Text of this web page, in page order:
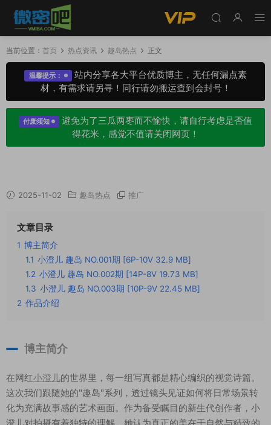
当前位置： 首页 热点资讯 趣岛热点 正文
温馨提示：
站内分享各大平台优质博主，无任何漏点素
材，有需求请另寻！同行请勿搬运查到会封号！
付废须知
避免为了三瓜两枣而不愉快，请自行考虑是否值
得花米，感觉不值请关闭网页！
2025-11-02 趣岛热点 推广
文章目录
1 博主简介
1.1 小澄儿 趣岛 NO.001期 [6P-10V 32.9 MB]
1.2 小澄儿 趣岛 NO.002期 [14P-8V 19.73 MB]
1.3 小澄儿 趣岛 NO.003期 [10P-9V 22.45 MB]
2 作品介绍
博主简介
在网红小澄儿的世界里，每一组写真都是精心编织的视觉诗篇。
这次我们跟随她的"趣岛"系列，透过镜头见证如何将日常场景转
化为充满故事感的艺术画面。作为备受瞩目的新生代创作者，小